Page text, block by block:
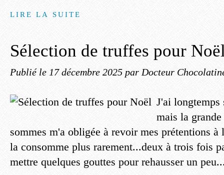
LIRE LA SUITE
Sélection de truffes pour
Publié le 17 décembre 2025 par Docteur
J'ai longtemps
mais la
sommes m'a obligée à revoir mes prétentions à
la consomme plus rarement...deux à trois fois
mettre quelques gouttes pour rehausser un